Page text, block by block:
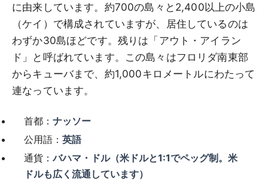
に由来しています。約700の島々と2,400以上の小島
（ケイ）で構成されていますが、居住しているのは
わずか30島ほどです。残りは「アウト・アイラン
ド」と呼ばれています。この島々はフロリダ南東部
からキューバまで、約1,000キロメートルにわたって
連なっています。
首都： ナッソー
公用語： 英語
通貨：バハマ・ドル（米ドルと1:1でペッグ制。米
ドルも広く流通しています）